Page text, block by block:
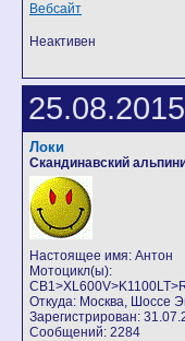
Вебсайт
Неактивен
Локи
Скандинавский
Настоящее имя: Антон
Мотоцикл(ы):
Откуда: Москва, Шоссе
Зарегистрирован:
Сообщений: 2284